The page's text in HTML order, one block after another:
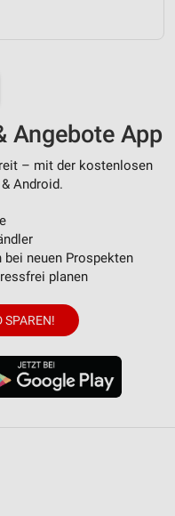
Angebote App
– mit der kostenlosen
Android.
bei neuen Prospekten
planen
SPAREN!